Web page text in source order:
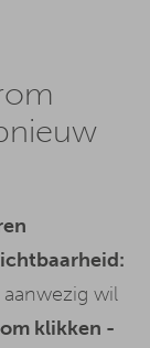
aanwezig wil
klikken -